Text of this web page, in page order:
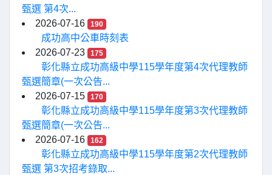
甄選 第4次...
2026-07-16
190
成功高中公車時刻表
2026-07-23
175
彰化縣立成功高級中學115學年度第4次代理教師
甄選簡章(一次公告...
2026-07-15
170
彰化縣立成功高級中學115學年度第3次代理教師
甄選簡章(一次公告...
2026-07-16
162
彰化縣立成功高級中學115學年度第2次代理教師
甄選 第3次招考錄取...